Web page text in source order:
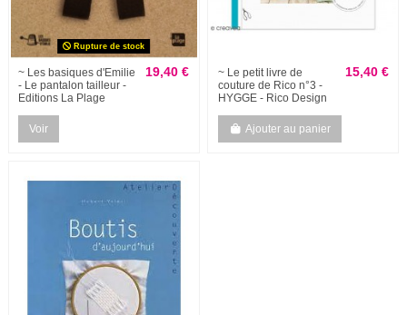
Rupture de stock
~ Les basiques d'Emilie
- Le pantalon tailleur -
Editions La Plage
19,40 €
Voir
~ Le petit livre de
couture de Rico n°3 -
HYGGE - Rico Design
15,40 €
Ajouter au panier